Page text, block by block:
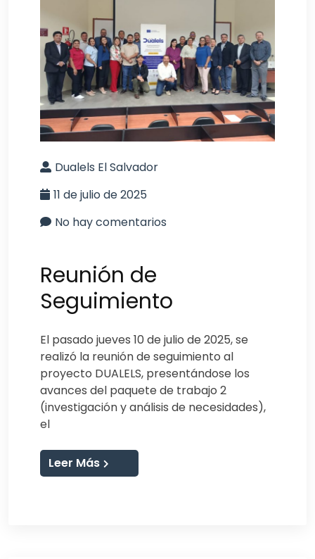
Dualels El Salvador
11 de julio de 2025
No hay comentarios
Reunión de
Seguimiento
El pasado jueves 10 de julio de 2025, se
realizó la reunión de seguimiento al
proyecto DUALELS, presentándose los
avances del paquete de trabajo 2
(investigación y análisis de necesidades),
el
Leer Más